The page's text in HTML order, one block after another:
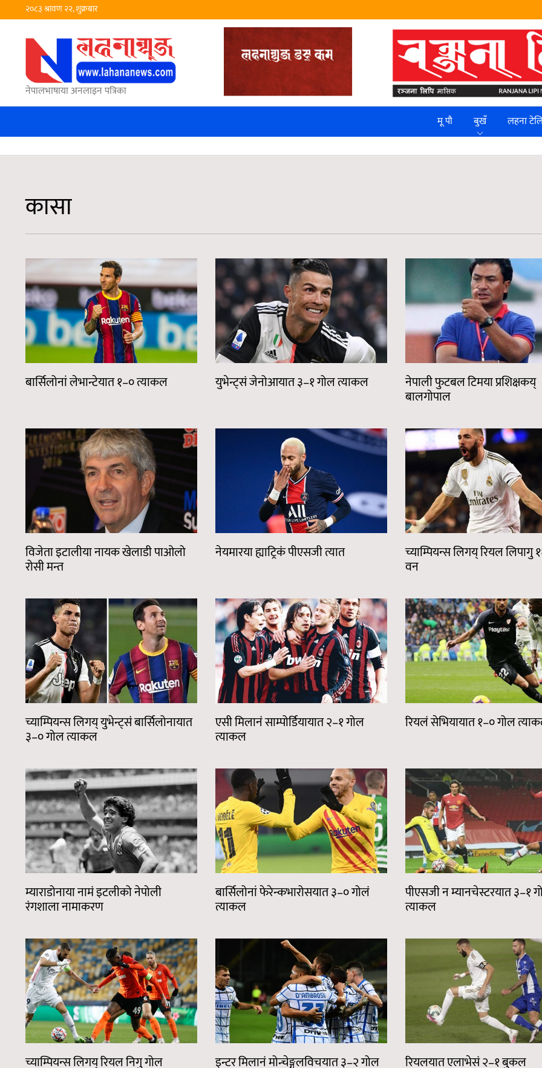
२०८३ श्रावण २२, शुक्रबार
नेपालभाषाया अनलाइन पत्रिका
मू पौ
बुखँ लहना
कासा
बार्सिलोनां लेभान्टेयात १–० त्याकल युभेन्ट्सं जेनोआयात ३–१ गोल त्याकल नेपाली फुटबल टिमया प्रशिक्षकय्
बालगोपाल
विजेता इटालीया नायक खेलाडी पाओलो
रोसी मन्त
नेयमारया ह्याट्रिकं पीएसजी त्यात च्याम्पियन्स लिगय् रियल लिपागु
वन
च्याम्पियन्स लिगय् युभेन्ट्सं बार्सिलोनायात
३–० गोल त्याकल
एसी मिलानं साम्पोर्डियायात २–१ गोल
त्याकल
रियलं सेभियायात १–० गोल
म्याराडोनाया नामं इटलीको नेपोली
रंगशाला नामाकरण
बार्सिलोनां फेरेन्कभारोसयात ३–० गोलं
त्याकल
पीएसजी न म्यानचेस्टरयात ३–१
त्याकल
च्याम्पियन्स लिगय् रियल निगु गोल इन्टर मिलानं मोन्चेङ्गलविचयात ३–२ गोल रियलयात एलाभेसं २–१ बुकल